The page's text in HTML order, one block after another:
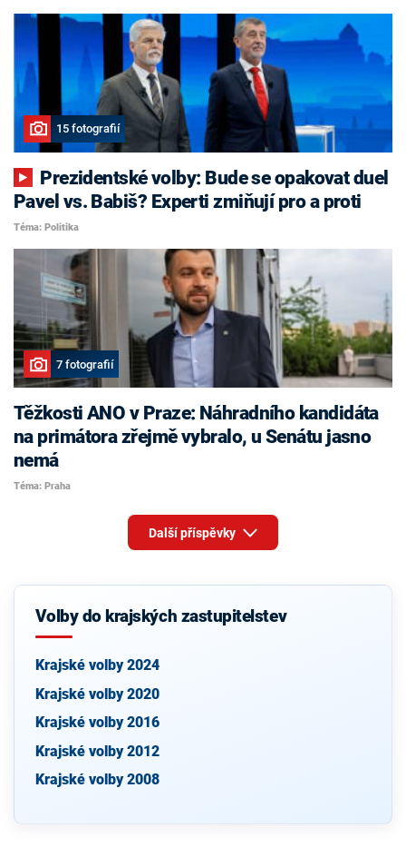
15 fotografií
Pavel vs. Babiš? Experti zmiňují pro a proti
Téma: Politika
7 fotografií
Těžkosti ANO v Praze: Náhradního kandidáta
na primátora zřejmě vybralo, u Senátu jasno
nemá
Téma: Praha
Další příspěvky
Volby do krajských zastupitelstev
Krajské volby 2024
Krajské volby 2020
Krajské volby 2016
Krajské volby 2012
Krajské volby 2008